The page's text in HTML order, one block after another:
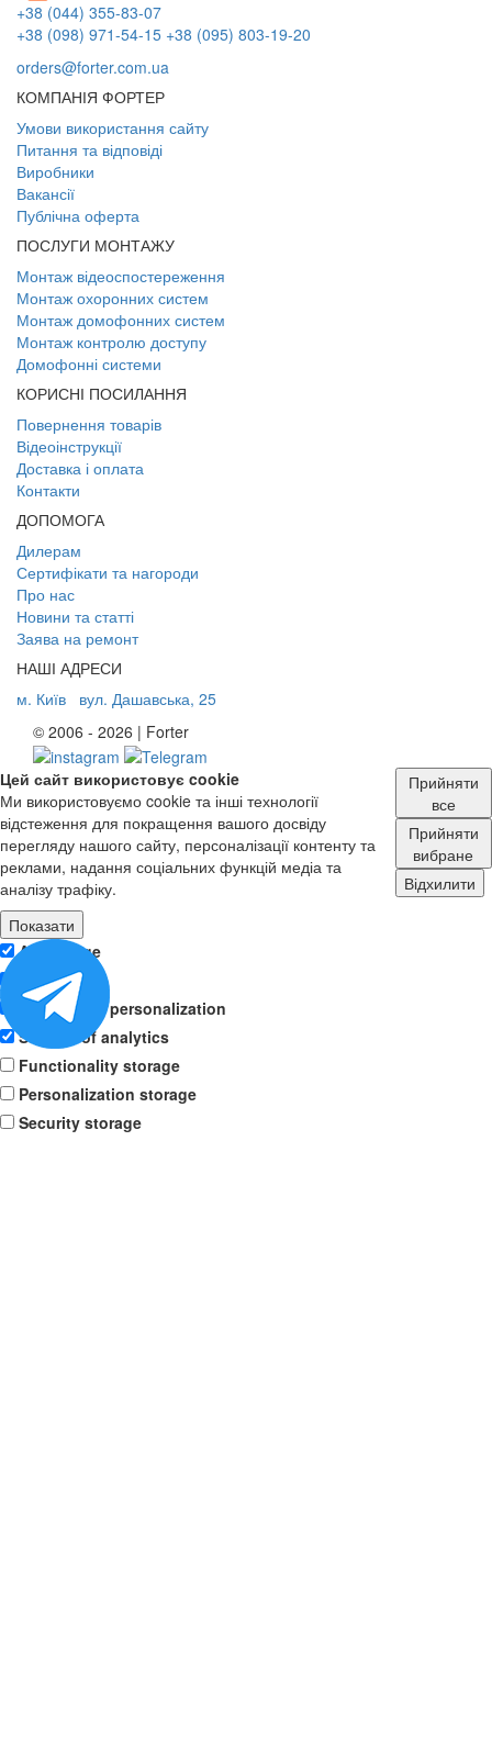
+38 (044) 355-83-07
+38 (098) 971-54-15 +38 (095) 803-19-20
orders@forter.com.ua
КОМПАНІЯ ФОРТЕР
Умови використання сайту
Питання та відповіді
Виробники
Вакансії
Публічна оферта
ПОСЛУГИ МОНТАЖУ
Монтаж відеоспостереження
Монтаж охоронних систем
Монтаж домофонних систем
Монтаж контролю доступу
Домофонні системи
КОРИСНІ ПОСИЛАННЯ
Повернення товарів
Відеоінструкції
Доставка і оплата
Контакти
ДОПОМОГА
Дилерам
Сертифікати та нагороди
Про нас
Новини та статті
Заява на ремонт
НАШІ АДРЕСИ
м. Київ
вул. Дашавська, 25
© 2006 - 2026 | Forter
Цей сайт використовує cookie
Ми використовуємо cookie та інші технології
відстеження для покращення вашого досвіду
перегляду нашого сайту, персоналізації контенту та
реклами, надання соціальних функцій медіа та
аналізу трафіку.
Показати
Ad storage
User data
Advertising personalization
Storage of analytics
Functionality storage
Personalization storage
Security storage
Прийняти
все
Прийняти
вибране
Відхилити